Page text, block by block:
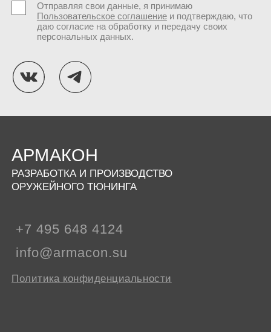
Отправляя свои данные, я принимаю
Пользовательское соглашениеи подтверждаю, что
даю согласие на обработку и передачу своих
персональных данных.
АРМАКОН
РАЗРАБОТКА И ПРОИЗВОДСТВО
ОРУЖЕЙНОГО ТЮНИНГА
+7 495 648 4124
info@armacon.su
Политика конфиденциальности